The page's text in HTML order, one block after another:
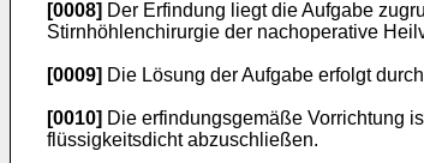
[0008] Der Erfindung liegt die Aufgabe
Stirnhöhlenchirurgie der nachoperative
[0009] Die Lösung der Aufgabe erfolgt
[0010] Die erfindungsgemäße Vorrichtung
flüssigkeitsdicht abzuschließen.